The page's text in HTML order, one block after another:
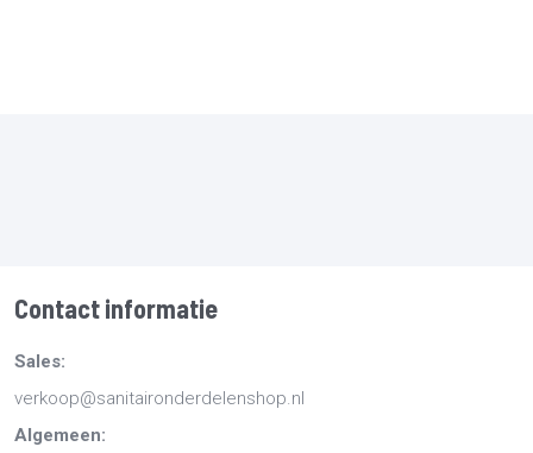
Contact informatie
Sales:
verkoop@sanitaironderdelenshop.nl
Algemeen: